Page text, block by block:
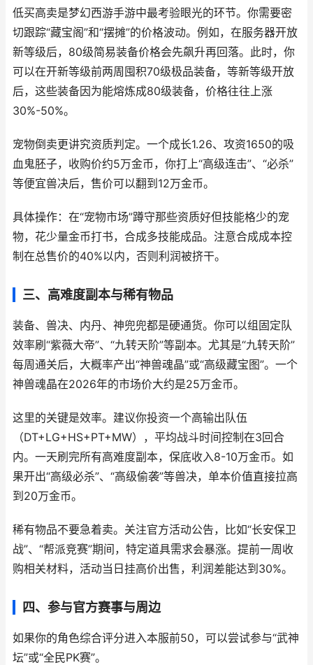
低买高卖是梦幻西游手游中最考验眼光的环节。你需要密
切跟踪“藏宝阁”和“摆摊”的价格波动。例如，在服务器开放
新等级后，80级简易装备价格会先飙升再回落。此时，你
可以在开新等级前两周囤积70级极品装备，等新等级开放
后，这些装备因为能熔炼成80级装备，价格往往上涨
30%-50%。
宠物倒卖更讲究资质判定。一个成长1.26、攻资1650的吸
血鬼胚子，收购价约5万金币，你打上“高级连击”、“必杀”
等便宜兽决后，售价可以翻到12万金币。
具体操作：在“宠物市场”蹲守那些资质好但技能格少的宠
物，花少量金币打书，合成多技能成品。注意合成成本控
制在总售价的40%以内，否则利润被挤干。
三、高难度副本与稀有物品
装备、兽决、内丹、神兜兜都是硬通货。你可以组固定队
效率刷“紫薇大帝”、“九转天阶”等副本。尤其是“九转天阶”
每周通关后，大概率产出“神兽魂晶”或“高级藏宝图”。一个
神兽魂晶在2026年的市场价大约是25万金币。
这里的关键是效率。建议你投资一个高输出队伍
（DT+LG+HS+PT+MW），平均战斗时间控制在3回合
内。一天刷完所有高难度副本，保底收入8-10万金币。如
果开出“高级必杀”、“高级偷袭”等兽决，单本价值直接拉高
到20万金币。
稀有物品不要急着卖。关注官方活动公告，比如“长安保卫
战”、“帮派竞赛”期间，特定道具需求会暴涨。提前一周收
购相关材料，活动当日挂高价出售，利润差能达到30%。
四、参与官方赛事与周边
如果你的角色综合评分进入本服前50，可以尝试参与“武神
坛”或“全民PK赛”。